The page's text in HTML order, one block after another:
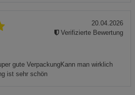
gute VerpackungKann man wirklich
ist sehr schön
20.04.2026
Verifizierte Bewertung